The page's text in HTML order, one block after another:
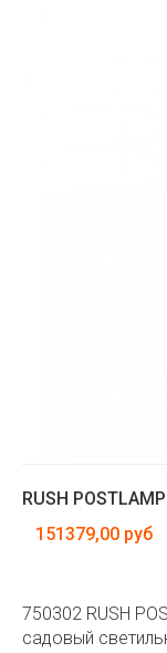
RUSH
151379,00 руб
750302 RUSH
садовый